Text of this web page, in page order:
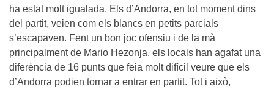
ha estat molt igualada. Els d’Andorra, en tot moment dins
del partit, veien com els blancs en petits parcials
s’escapaven. Fent un bon joc ofensiu i de la mà
principalment de Mario Hezonja, els locals han agafat una
diferència de 16 punts que feia molt difícil veure que els
d’Andorra podien tornar a entrar en partit. Tot i això,